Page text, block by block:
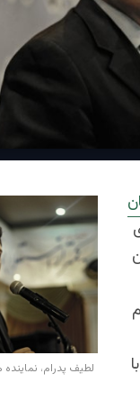
لطیف پدرام،